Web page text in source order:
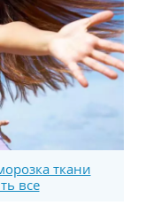
ткани
все